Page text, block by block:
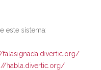
este sistema:
falasignada.divertic.org/
habla.divertic.org/